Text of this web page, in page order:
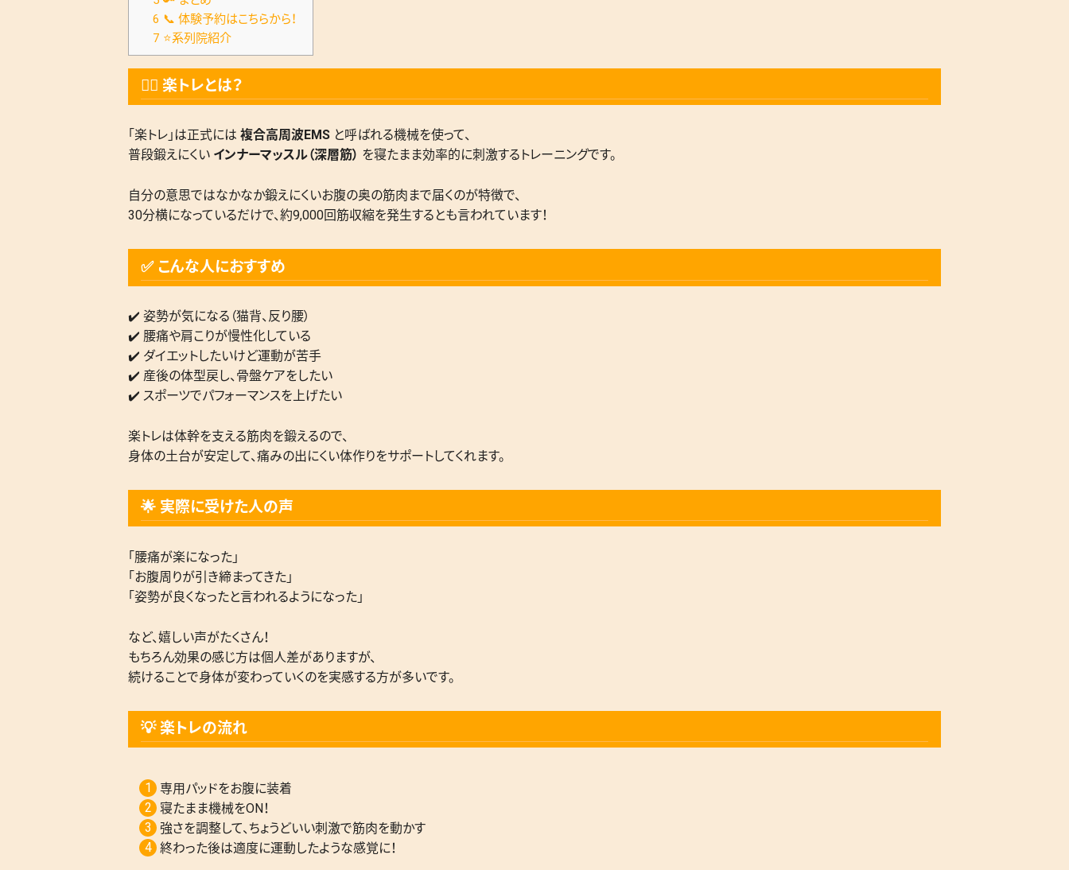
6 📞 体験予約はこちらから！
7 ⭐️系列院紹介
🏋️‍♀️ 楽トレとは？
「楽トレ」は正式には 複合高周波EMS と呼ばれる機械を使って、
普段鍛えにくい インナーマッスル（深層筋） を寝たまま効率的に刺激するトレーニングです。
自分の意思ではなかなか鍛えにくいお腹の奥の筋肉まで届くのが特徴で、
30分横になっているだけで、約9,000回筋収縮を発生するとも言われています！
✅ こんな人におすすめ
✔️ 姿勢が気になる（猫背、反り腰）
✔️ 腰痛や肩こりが慢性化している
✔️ ダイエットしたいけど運動が苦手
✔️ 産後の体型戻し、骨盤ケアをしたい
✔️ スポーツでパフォーマンスを上げたい
楽トレは体幹を支える筋肉を鍛えるので、
身体の土台が安定して、痛みの出にくい体作りをサポートしてくれます。
🌟 実際に受けた人の声
「腰痛が楽になった」
「お腹周りが引き締まってきた」
「姿勢が良くなったと言われるようになった」
など、嬉しい声がたくさん！
もちろん効果の感じ方は個人差がありますが、
続けることで身体が変わっていくのを実感する方が多いです。
💡 楽トレの流れ
専用パッドをお腹に装着
寝たまま機械をON！
強さを調整して、ちょうどいい刺激で筋肉を動かす
終わった後は適度に運動したような感覚に！